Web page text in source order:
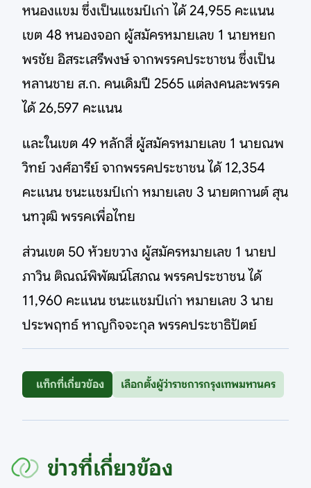
หนองแขม ซึ่งเป็นแชมป์เก่า ได้ 24,955 คะแนน
เขต 48 หนองจอก ผู้สมัครหมายเลข 1 นายหยก
พรชัย อิสระเสรีพงษ์ จากพรรคประชาชน ซึ่งเป็น
หลานชาย ส.ก. คนเดิมปี 2565 แต่ลงคนละพรรค
ได้ 26,597 คะแนน
และในเขต 49 หลักสี่ ผู้สมัครหมายเลข 1 นายณพ
วิทย์ วงศ์อารีย์ จากพรรคประชาชน ได้ 12,354
คะแนน ชนะแชมป์เก่า หมายเลข 3 นายตกานต์ สุน
นทวุฒิ พรรคเพื่อไทย
ส่วนเขต 50 ห้วยขวาง ผู้สมัครหมายเลข 1 นายป
ภาวิน ติณณ์พิพัฒน์โสภณ พรรคประชาชน ได้
11,960 คะแนน ชนะแชมป์เก่า หมายเลข 3 นาย
ประพฤทธ์ หาญกิจจะกุล พรรคประชาธิปัตย์
แท็กที่เกี่ยวข้อง เลือกตั้งผู้ว่าราชการกรุงเทพมหานคร
ข่าวที่เกี่ยวข้อง